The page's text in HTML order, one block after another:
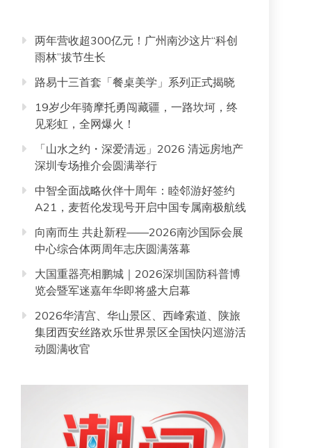
两年营收超300亿元！广州南沙这片“科创
雨林”拔节生长
路易十三首套「餐桌美学」系列正式揭晓
19岁少年骑摩托勇闯藏疆，一路坎坷，终
见彩虹，全网爆火！
「山水之约・深爱清远」2026 清远房地产
深圳专场推介会圆满举行
中智全面战略伙伴十周年：睦邻游好签约
A21，麦哲伦发现号开启中国专属南极航线
向南而生 共赴新程——2026南沙国际会展
中心综合体两周年志庆圆满落幕
大国重器亮相鹏城｜2026深圳国防科普博
览会暨军迷嘉年华即将盛大启幕
2026华清宫、华山景区、西峰索道、陕旅
集团西安丝路欢乐世界景区全国快闪巡游活
动圆满收官